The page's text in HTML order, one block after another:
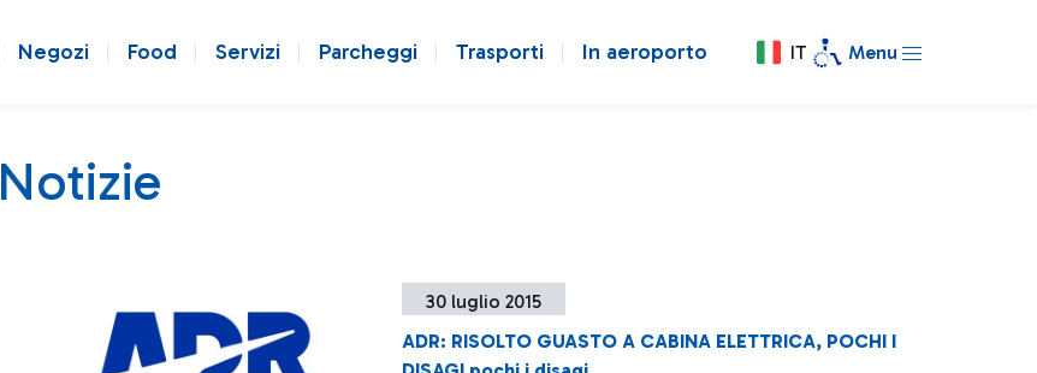
Negozi Food Servizi Parcheggi Trasporti In aeroporto IT Menu
Notizie
30 luglio 2015
ADR: RISOLTO GUASTO A CABINA ELETTRICA, POCHI I